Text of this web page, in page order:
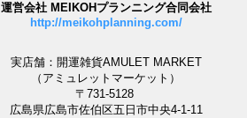
運営会社 MEIKOHプランニング合同会社
http://meikohplanning.com/
実店舗：開運雑貨AMULET MARKET
（アミュレットマーケット）
〒731-5128
広島県広島市佐伯区五日市中央4-1-11